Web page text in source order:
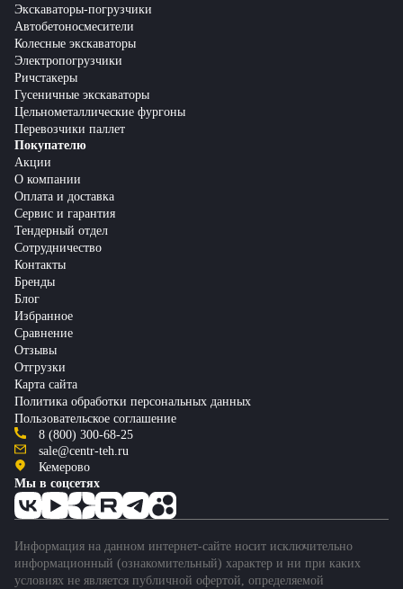
Экскаваторы-погрузчики
Автобетоносмесители
Колесные экскаваторы
Электропогрузчики
Ричстакеры
Гусеничные экскаваторы
Цельнометаллические фургоны
Перевозчики паллет
Покупателю
Акции
О компании
Оплата и доставка
Сервис и гарантия
Тендерный отдел
Сотрудничество
Контакты
Бренды
Блог
Избранное
Сравнение
Отзывы
Отгрузки
Карта сайта
Политика обработки персональных данных
Пользовательское соглашение
8 (800) 300-68-25
sale@centr-teh.ru
Кемерово
Мы в соцсетях
Информация на данном интернет-сайте носит исключительно
информационный (ознакомительный) характер и ни при каких
условиях не является публичной офертой, определяемой